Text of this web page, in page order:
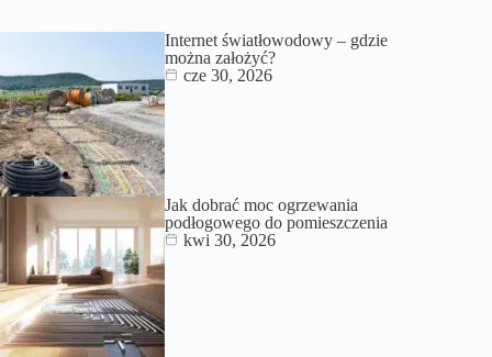
Internet światłowodowy – gdzie
można założyć?
cze 30, 2026
Jak dobrać moc ogrzewania
podłogowego do pomieszczenia
kwi 30, 2026